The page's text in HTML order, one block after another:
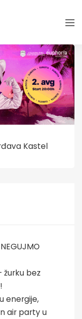
Kastel
žurku bez
energije,
air party u